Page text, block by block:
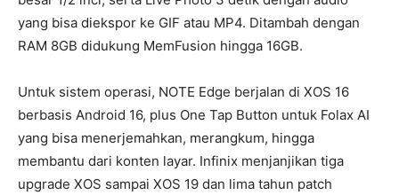
yang bisa diekspor ke GIF atau MP4. Ditambah dengan
RAM 8GB didukung MemFusion hingga 16GB.
Untuk sistem operasi, NOTE Edge berjalan di XOS 16
berbasis Android 16, plus One Tap Button untuk Folax AI
yang bisa menerjemahkan, merangkum, hingga
membantu dari konten layar. Infinix menjanjikan tiga
upgrade XOS sampai XOS 19 dan lima tahun patch